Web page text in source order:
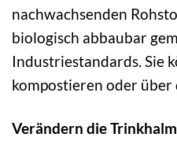
nachwachsenden
biologisch abbaubar
Industriestandards. Sie
kompostieren oder
Verändern die